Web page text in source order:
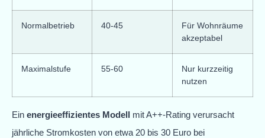
Normalbetrieb 40-45
Für Wohnräume
akzeptabel
Maximalstufe 55-60
Nur kurzzeitig
nutzen
Ein energieeffizientes Modell mit A++-Rating verursacht
jährliche Stromkosten von etwa 20 bis 30 Euro bei